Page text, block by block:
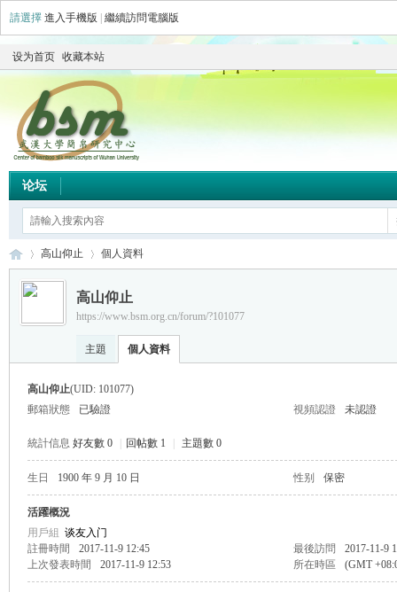
請選擇 進入手機版 繼續訪問電腦版
设为首页 收藏本站
论坛
›
高山仰止 個人資料
高山仰止
https://www.bsm.org.cn/forum/?101077
主題 個人資料
高山仰止(UID: 101077)
郵箱狀態
已驗證 視頻認證 未認證
統計信息 好友數 0 回帖數 1 主題數 0
生日 1900 年 9 月 10 日 性别 保密
活躍概況
用戶組 谈友入门
註冊時間
2017-11-9 12:45 最後訪問
2017-11-9
上次發表時間
2017-11-9 12:53 所在時區 (GMT